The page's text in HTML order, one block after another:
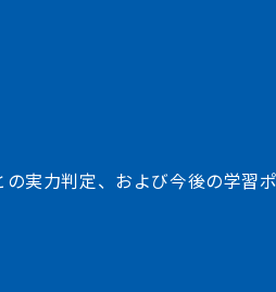
実力判定、および今後の学習